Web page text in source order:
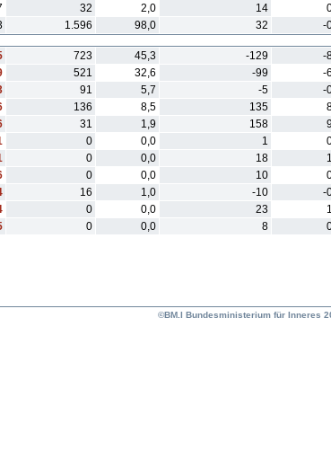
32 2,0 14
1.596 98,0 32 -
723 45,3 -129 -
521 32,6 -99 -
91 5,7 -5 -
136 8,5 135
31 1,9 158
0 0,0 1
0 0,0 18
0 0,0 10
16 1,0 -10 -
0 0,0 23
0 0,0 8
©BM.I Bundesministerium für Inneres